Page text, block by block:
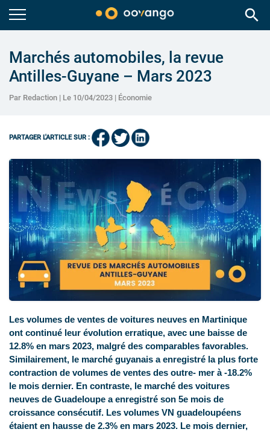
search
Marchés automobiles, la revue
Antilles-Guyane – Mars 2023
Par Redaction | Le 10/04/2023 | Économie
PARTAGER L'ARTICLE SUR :
Les volumes de ventes de voitures neuves en Martinique
ont continué leur évolution erratique, avec une baisse de
12.8% en mars 2023, malgré des comparables favorables.
Similairement, le marché guyanais a enregistré la plus forte
contraction de volumes de ventes des outre- mer à -18.2%
le mois dernier. En contraste, le marché des voitures
neuves de Guadeloupe a enregistré son 5e mois de
croissance consécutif. Les volumes VN guadeloupéens
étaient en hausse de 2.3% en mars 2023. Le mois dernier,